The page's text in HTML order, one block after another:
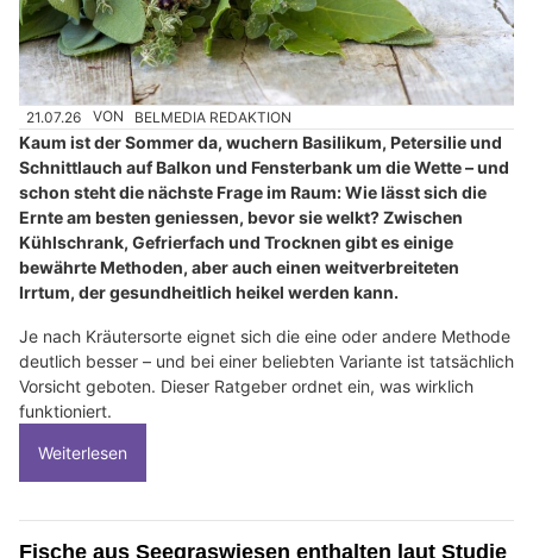
21.07.26 VON BELMEDIA REDAKTION
Kaum ist der Sommer da, wuchern Basilikum, Petersilie und
Schnittlauch auf Balkon und Fensterbank um die Wette – und
schon steht die nächste Frage im Raum: Wie lässt sich die
Ernte am besten geniessen, bevor sie welkt? Zwischen
Kühlschrank, Gefrierfach und Trocknen gibt es einige
bewährte Methoden, aber auch einen weitverbreiteten
Irrtum, der gesundheitlich heikel werden kann.
Je nach Kräutersorte eignet sich die eine oder andere Methode
deutlich besser – und bei einer beliebten Variante ist tatsächlich
Vorsicht geboten. Dieser Ratgeber ordnet ein, was wirklich
funktioniert.
Weiterlesen
Fische aus Seegraswiesen enthalten laut Studie